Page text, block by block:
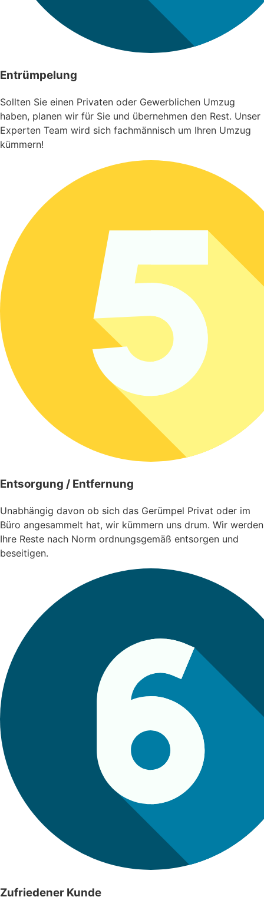
Entrümpelung
Sollten Sie einen Privaten oder Gewerblichen Umzug
haben, planen wir für Sie und übernehmen den Rest. Unser
Experten Team wird sich fachmännisch um Ihren Umzug
kümmern!
Entsorgung / Entfernung
Unabhängig davon ob sich das Gerümpel Privat oder im
Büro angesammelt hat, wir kümmern uns drum. Wir werden
Ihre Reste nach Norm ordnungsgemäß entsorgen und
beseitigen.
Zufriedener Kunde